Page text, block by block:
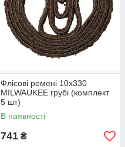
Флісові ремені 10x330
MILWAUKEE грубі (комплект
5 шт)
В наявності
741 ₴